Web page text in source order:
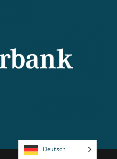
Deutsch